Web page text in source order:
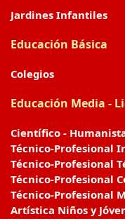
Jardines Infantiles
Educación Básica
Colegios
Educación Media -
Científico -
Técnico-Profesional
Técnico-Profesional
Técnico-Profesional
Técnico-Profesional
Artística Niños y